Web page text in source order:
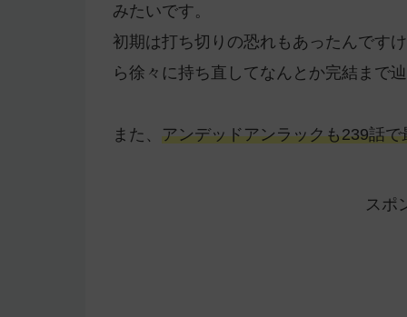
みたいです。
初期は打ち切りの恐れもあったんです
ら徐々に持ち直してなんとか完結まで
また、 アンデッドアンラックも239話
スポ